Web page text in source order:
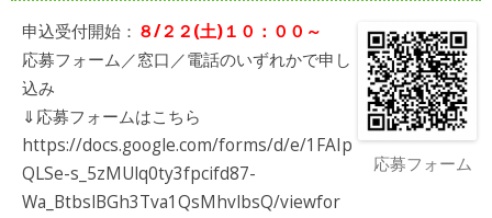
応募フォーム
申込受付開始： ８/２２(土)１０：００～
応募フォーム／窓口／電話のいずれかで申し
込み
⇓応募フォームはこちら
https://docs.google.com/forms/d/e/1FAIp
QLSe-s_5zMUlq0ty3fpcifd87-
Wa_BtbslBGh3Tva1QsMhvlbsQ/viewfor